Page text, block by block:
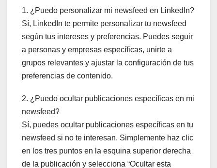
1. ¿Puedo personalizar mi newsfeed en LinkedIn?
Sí, LinkedIn te permite personalizar tu newsfeed
según tus intereses y preferencias. Puedes seguir
a personas y empresas específicas, unirte a
grupos relevantes y ajustar la configuración de tus
preferencias de contenido.
2. ¿Puedo ocultar publicaciones específicas en mi
newsfeed?
Sí, puedes ocultar publicaciones específicas en tu
newsfeed si no te interesan. Simplemente haz clic
en los tres puntos en la esquina superior derecha
de la publicación y selecciona “Ocultar esta